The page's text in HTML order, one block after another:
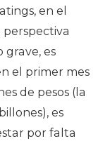
en el
perspectiva
grave, es
el primer mes
de pesos (la
es
por falta